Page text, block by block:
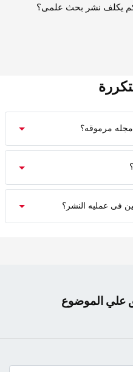
یکلف نشر بحث علمی؟
مجله مرموقه؟
فی عملیه النشر؟
علي الموضوع